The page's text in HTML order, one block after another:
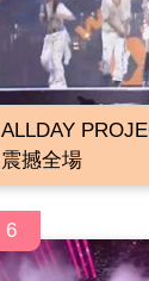
ALLDAY
震撼全場
6